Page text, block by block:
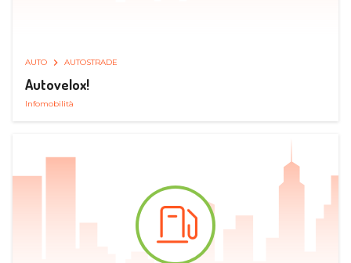
AUTO AUTOSTRADE
Autovelox!
Infomobilità